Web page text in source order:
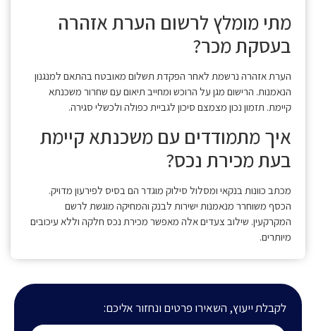
לקבלת ייעוץ, השאירו פרטים ונחזור אליכם:
מתי מומלץ לרשום הערת אזהרה
בעסקת מכר?
הערת אזהרה נרשמת לאחר הפקדת תשלום מאובטח בהתאם למנגנון
הנאמנות. הרישום מגן על הרוכש ומחייב תיאום עם שחרור משכנתא
קיימת. תזמון נכון מצמצם סיכון לגביית כפולה ולכשלי סגירה.
איך מתמודדים עם משכנתא קיימת
בעת מכירת נכס?
מכתב כוונות בנקאי ומסלול סילוק מוגדר הם בסיס לפירעון מדויק.
הכסף משוחרר מנאמנות ישירות לבנק והמחיקה מוגשת לרשם
המקרקעין. שילוב צעדים אלה מאפשר מכירת נכס חלקה וללא עיכובים
מיותרים.